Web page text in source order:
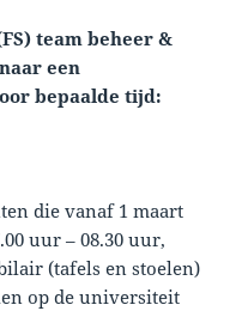
team beheer &
een
bepaalde tijd:
die vanaf 1 maart
uur – 08.30 uur,
(tafels en stoelen)
op de universiteit